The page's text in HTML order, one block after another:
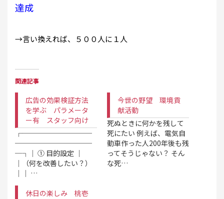
達成
→言い換えれば、５００人に１人
関連記事
広告の効果検証方法
を学ぶ パラメータ
ー有 スタッフ向け
┌──────────
───────────
─┐│ ① 目的設定 │
│（何を改善したい？）
││ …
今世の野望 環境貢
献活動
死ぬときに何かを残して
死にたい 例えば、電気自
動車作った人200年後も残
ってそうじゃない？ そん
な死…
休日の楽しみ 桃壱